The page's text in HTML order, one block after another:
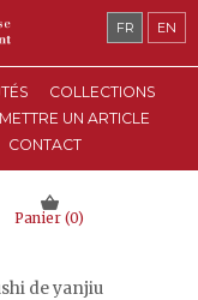
COLLECTIONS
UN ARTICLE
CONTACT
Panier (0)
FR EN
de yanjiu